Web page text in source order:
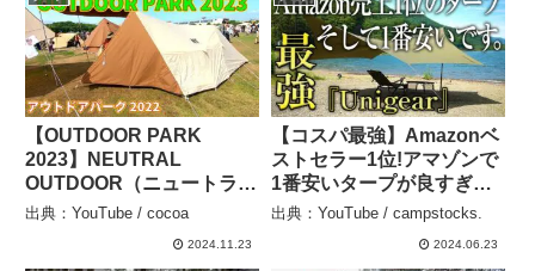
【OUTDOOR PARK
2023】NEUTRAL
OUTDOOR（ニュートラル
アウトドア）GLテント
出典：YouTube / cocoa
2024.11.23
【コスパ最強】Amazonベ
ストセラー1位!アマゾンで
1番安いタープが良すぎま
した（Unigear 比較 種類
ンプ道具） – campstocks.
出典：YouTube / campstocks.
2024.06.23